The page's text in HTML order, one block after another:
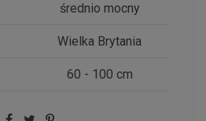
średnio mocny
Wielka Brytania
60 - 100 cm